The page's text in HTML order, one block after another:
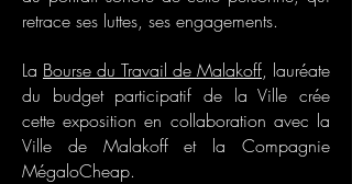
retrace ses luttes, ses engagements.
La Bourse du Travail de Malakoff, lauréate
du budget participatif de la Ville crée
cette exposition en collaboration avec la
Ville de Malakoff et la Compagnie
MégaloCheap.